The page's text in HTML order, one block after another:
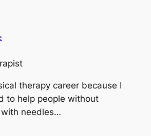
therapy career because I
to help people without
needles…